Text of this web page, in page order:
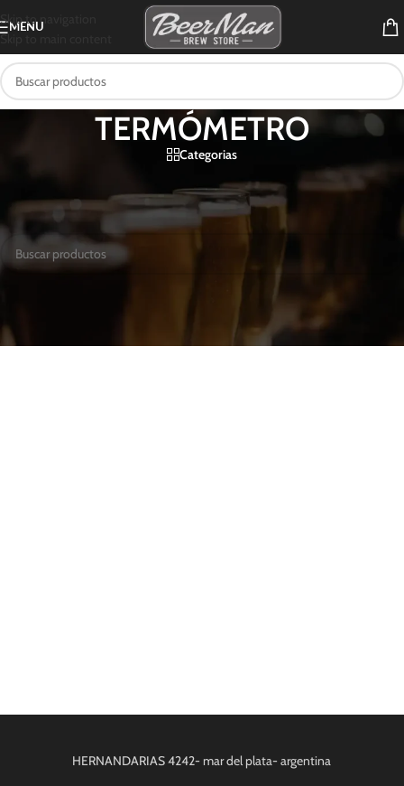
Skip to navigation
Skip to main content
MENU
TERMÓMETRO
Categorias
No se encontraron productos que concuerden con la selección.
HERNANDARIAS 4242- mar del plata- argentina